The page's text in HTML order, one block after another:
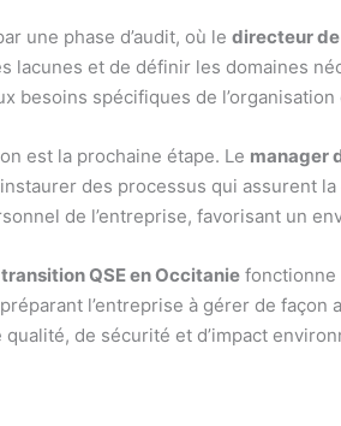
une phase d’audit, où ledirecteur
lacunes et de définir les domaines
besoins spécifiques de
est la prochaine étape. Le manager
des processus qui assurent
de l’entreprise, favorisant un
QSE en Occitanie fonctionne
l’entreprise à gérer de
de sécurité et d’impact